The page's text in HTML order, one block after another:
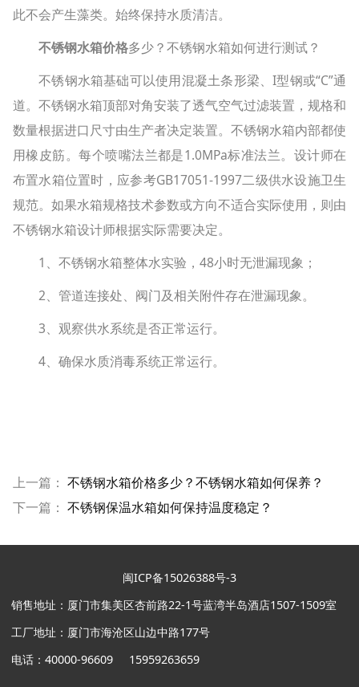
此不会产生藻类。始终保持水质清洁。
不锈钢水箱价格多少？不锈钢水箱如何进行测试？
不锈钢水箱基础可以使用混凝土条形梁、I型钢或“C”通
道。不锈钢水箱顶部对角安装了透气空气过滤装置，规格和
数量根据进口尺寸由生产者决定装置。不锈钢水箱内部都使
用橡皮筋。每个喷嘴法兰都是1.0MPa标准法兰。设计师在
布置水箱位置时，应参考GB17051-1997二级供水设施卫生
规范。如果水箱规格技术参数或方向不适合实际使用，则由
不锈钢水箱设计师根据实际需要决定。
1、不锈钢水箱整体水实验，48小时无泄漏现象；
2、管道连接处、阀门及相关附件存在泄漏现象。
3、观察供水系统是否正常运行。
4、确保水质消毒系统正常运行。
上一篇： 不锈钢水箱价格多少？不锈钢水箱如何保养？
下一篇： 不锈钢保温水箱如何保持温度稳定？
闽ICP备15026388号-3
销售地址：厦门市集美区杏前路22-1号蓝湾半岛酒店1507-1509室
工厂地址：厦门市海沧区山边中路177号
电话：40000-96609 15959263659